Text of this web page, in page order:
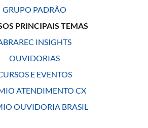
GRUPO PADRÃO
PRINCIPAIS TEMAS
INSIGHTS
OUVIDORIAS
E EVENTOS
ATENDIMENTO CX
OUVIDORIA BRASIL